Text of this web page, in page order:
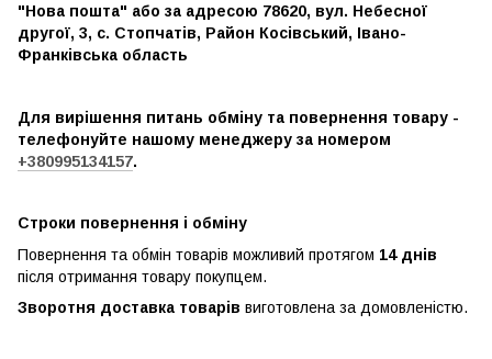
"Нова пошта" або за адресою 78620, вул. Небесної
другої, 3, с. Стопчатів, Район Косівський, Івано-
Франківська область
Для вирішення питань обміну та повернення товару -
телефонуйте нашому менеджеру за номером
+380995134157.
Строки повернення і обміну
Повернення та обмін товарів можливий протягом 14 днів
після отримання товару покупцем.
Зворотня доставка товарів виготовлена ​​за домовленістю.